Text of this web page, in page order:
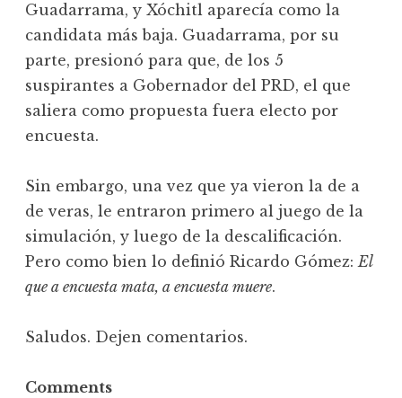
Guadarrama, y Xóchitl aparecía como la
candidata más baja. Guadarrama, por su
parte, presionó para que, de los 5
suspirantes a Gobernador del PRD, el que
saliera como propuesta fuera electo por
encuesta.
Sin embargo, una vez que ya vieron la de a
de veras, le entraron primero al juego de la
simulación, y luego de la descalificación.
Pero como bien lo definió Ricardo Gómez:El
que a encuesta mata, a encuesta muere.
Saludos. Dejen comentarios.
Comments